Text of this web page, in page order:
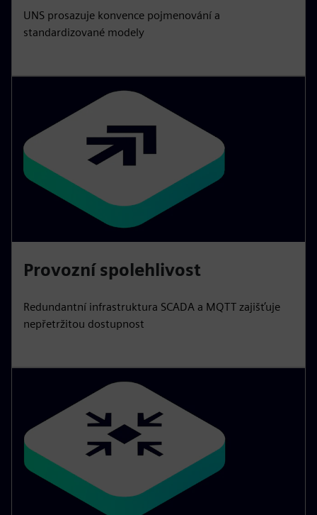
UNS prosazuje konvence pojmenování a
standardizované modely
Provozní spolehlivost
Redundantní infrastruktura SCADA a MQTT zajišťuje
nepřetržitou dostupnost